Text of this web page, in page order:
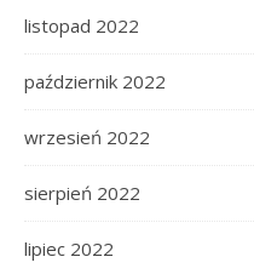
listopad 2022
październik 2022
wrzesień 2022
sierpień 2022
lipiec 2022